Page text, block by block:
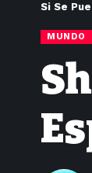
Si Se
MUNDO